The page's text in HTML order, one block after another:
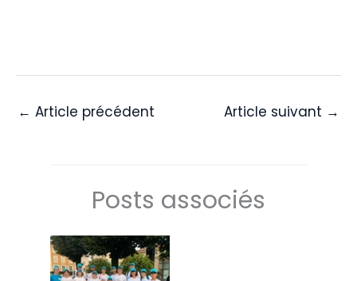
← Article précédent Article suivant →
Posts associés